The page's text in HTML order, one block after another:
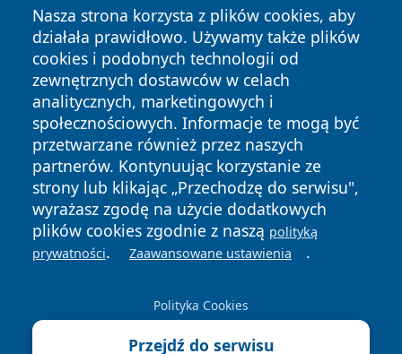
Nasza strona korzysta z plików cookies, aby
działała prawidłowo. Używamy także plików
cookies i podobnych technologii od
zewnętrznych dostawców w celach
analitycznych, marketingowych i
społecznościowych. Informacje te mogą być
przetwarzane również przez naszych
partnerów. Kontynuując korzystanie ze
strony lub klikając „Przechodzę do serwisu",
wyrażasz zgodę na użycie dodatkowych
plików cookies zgodnie z naszą polityką
prywatności. Zaawansowane ustawienia .
Polityka Cookies
Przejdź do serwisu
Copyright © 2026 wrotatarnowa.pl Wszystkie prawa
zastrzeżone.
News Autorzy
Polityka
Prywatności
Polityka
Cookies